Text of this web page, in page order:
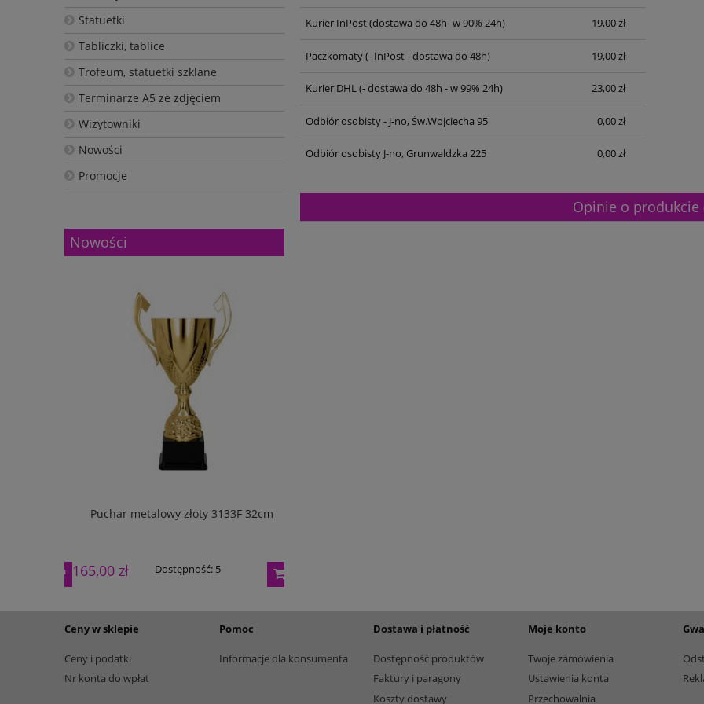
Statuetki
Tabliczki, tablice
Trofeum, statuetki szklane
Terminarze A5 ze zdjęciem
Wizytowniki
Nowości
Promocje
Nowości
Puchar metalowy złoty 3133F 32cm
165,00 zł Dostępność:5
Kurier InPost(dostawa do 48h- w 90% 24h) 19,00 zł
Paczkomaty(- InPost - dostawa do 48h) 19,00 zł
Kurier DHL(- dostawa do 48h - w 99% 24h) 23,00 zł
Odbiór osobisty - J-no, Św.Wojciecha 95 0,00 zł
Odbiór osobisty J-no, Grunwaldzka 225 0,00 zł
Opinie o produkcie
Ceny w sklepie
Ceny i podatki
Nr konta do wpłat
Pomoc
Informacje dla konsumenta
Dostawa i płatność
Dostępność produktów
Faktury i paragony
Koszty dostawy
Moje konto
Twoje zamówienia
Ustawienia konta
Przechowalnia